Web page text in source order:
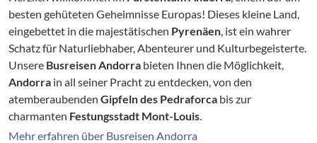
besten gehüteten Geheimnisse Europas! Dieses kleine Land,
eingebettet in die majestätischen Pyrenäen, ist ein wahrer
Schatz für Naturliebhaber, Abenteurer und Kulturbegeisterte.
Unsere Busreisen Andorra bieten Ihnen die Möglichkeit,
Andorra in all seiner Pracht zu entdecken, von den
atemberaubenden Gipfeln des Pedraforca bis zur
charmanten Festungsstadt Mont-Louis.
Mehr erfahren über Busreisen Andorra